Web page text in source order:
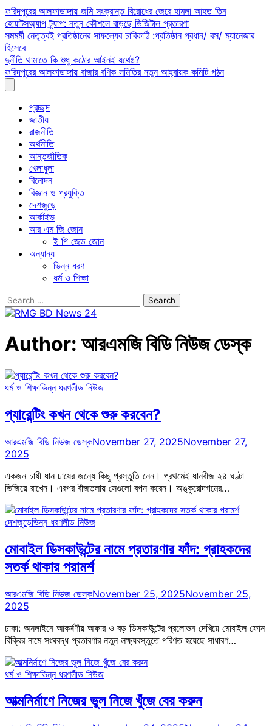
Skip
to
content
ফরিদপুরের আলফাডাঙ্গায় জমি সংক্রান্ত বিরোধের জেরে হামলা আহত তিন
হোয়াটসঅ্যাপ ট্র্যাপ: নতুন কৌশলে বাড়ছে ডিজিটাল প্রতারণা
সমমর্মী নেতৃত্বই প্রতিষ্ঠানের সাফল্যের চাবিকাঠি :প্রতিষ্ঠান প্রধান/ বস/ ম্যানেজার
হিসেবে
দুর্নীতি থামাতে কি শুধু কঠোর আইনই যথেষ্ট?
ফরিদপুরের আলফাডাঙ্গায় বাজার বণিক সমিতির নতুন আহ্বায়ক কমিটি গঠন
প্রচ্ছদ
জাতীয়
রাজনীতি
অর্থনীতি
আন্তর্জাতিক
খেলাধুলা
বিনোদন
বিজ্ঞান ও প্রযুক্তি
দেশজুড়ে
আর্কাইভ
আর এম জি জোন
ই পি জেড জোন
অন্যান্য
ভিন্ন ধরণ
ধর্ম ও শিক্ষা
Search
for:
Author: আরএমজি বিডি নিউজ ডেস্ক
ধর্ম ও শিক্ষাভিন্ন ধরণলীড নিউজ
প্যারেন্টিং কখন থেকে শুরু করবেন?
আরএমজি বিডি নিউজ ডেস্কNovember 27, 2025November 27,
2025
একজন চাষী ধান চাষের জন্যে কিছু প্রস্তুতি নেন। প্রথমেই ধানবীজ ২৪ ঘণ্টা
ভিজিয়ে রাখেন। এরপর বীজতলায় সেগুলো বপন করেন। অঙ্কুরোদগমের…
দেশজুড়েভিন্ন ধরণলীড নিউজ
মোবাইল ডিসকাউন্টের নামে প্রতারণার ফাঁদ: গ্রাহকদের
সতর্ক থাকার পরামর্শ
আরএমজি বিডি নিউজ ডেস্কNovember 25, 2025November 25,
2025
ঢাকা: অনলাইনে আকর্ষণীয় অফার ও বড় ডিসকাউন্টের প্রলোভন দেখিয়ে মোবাইল ফোন
বিক্রির নামে সংঘবদ্ধ প্রতারণার নতুন লক্ষ্যবস্তুতে পরিণত হয়েছে সাধারণ…
ধর্ম ও শিক্ষাভিন্ন ধরণলীড নিউজ
আত্মনির্মাণে নিজের ভুল নিজে খুঁজে বের করুন